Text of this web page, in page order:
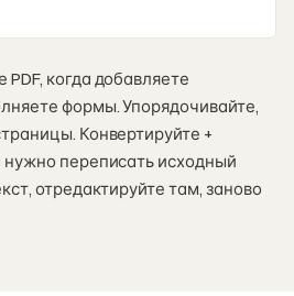
когда добавляете
формы. Упорядочивайте,
Конвертируйте +
нужно переписать исходный
отредактируйте там, заново